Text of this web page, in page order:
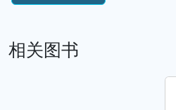
相关图书